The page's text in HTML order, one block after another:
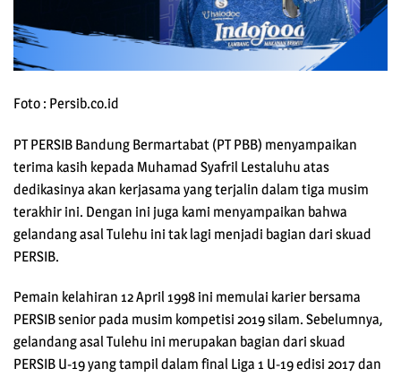
Foto : Persib.co.id
PT PERSIB Bandung Bermartabat (PT PBB) menyampaikan
terima kasih kepada Muhamad Syafril Lestaluhu atas
dedikasinya akan kerjasama yang terjalin dalam tiga musim
terakhir ini. Dengan ini juga kami menyampaikan bahwa
gelandang asal Tulehu ini tak lagi menjadi bagian dari skuad
PERSIB.
Pemain kelahiran 12 April 1998 ini memulai karier bersama
PERSIB senior pada musim kompetisi 2019 silam. Sebelumnya,
gelandang asal Tulehu ini merupakan bagian dari skuad
PERSIB U-19 yang tampil dalam final Liga 1 U-19 edisi 2017 dan